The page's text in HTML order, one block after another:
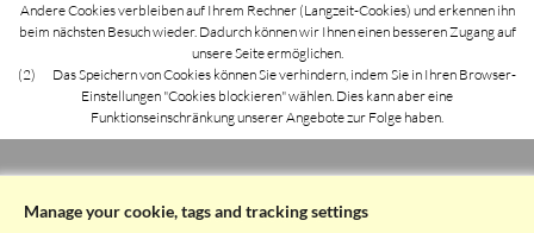
Andere Cookies verbleiben auf Ihrem Rechner (Langzeit-Cookies) und erkennen ihn
beim nächsten Besuch wieder. Dadurch können wir Ihnen einen besseren Zugang auf
unsere Seite ermöglichen.
(2) Das Speichern von Cookies können Sie verhindern, indem Sie in Ihren Browser-
Einstellungen "Cookies blockieren" wählen. Dies kann aber eine
Funktionseinschränkung unserer Angebote zur Folge haben.
§ 5 Newsletter
genutzt, bis Sie sich vom Newsletter abmelden. Die Abmeldung ist jederzeit möglich.
Terms & Conditions
Manage your cookie, tags and tracking settings